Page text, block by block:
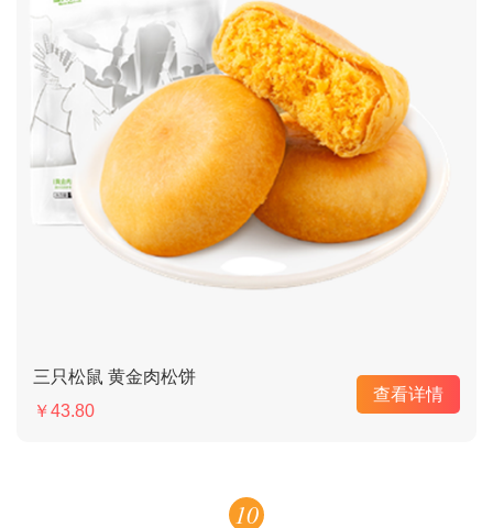
三只松鼠 黄金肉松饼
￥43.80
查看详情
10